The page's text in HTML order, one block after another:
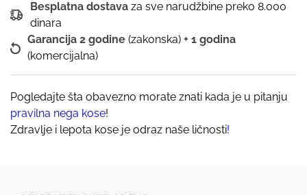
Besplatna dostava za sve narudžbine preko 8.000
dinara
Garancija 2 godine (zakonska) + 1 godina
(komercijalna)
Pogledajte šta obavezno morate znati kada je u pitanju
pravilna nega kose!
Zdravlje i lepota kose je odraz naše ličnosti!